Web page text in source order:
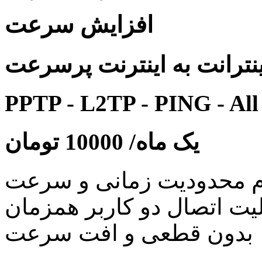
افزایش سرعت
به اینترنت پرسرعت
PPTP - L2TP - PING -
یک ماه/ 10000 تومان
محدودیت زمانی و سرعت
اتصال دو کاربر همزمان
بدون قطعی و افت سرعت